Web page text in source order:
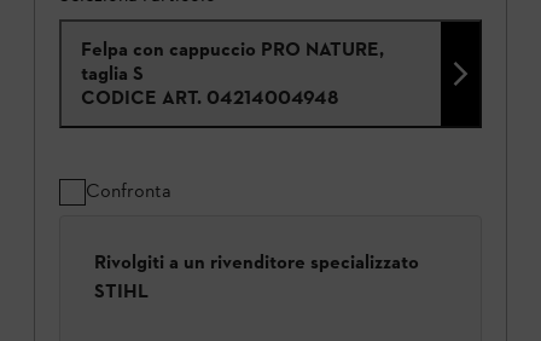
Felpa con cappuccio PRO NATURE,
taglia S
CODICE ART. 04214004948
Confronta
Rivolgiti a un rivenditore specializzato
STIHL